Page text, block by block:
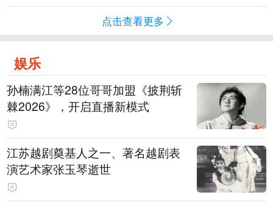
点击查看更多
娱乐
孙楠满江等28位哥哥加盟《披荆斩
棘2026》，开启直播新模式
江苏越剧奠基人之一、著名越剧表
演艺术家张玉琴逝世